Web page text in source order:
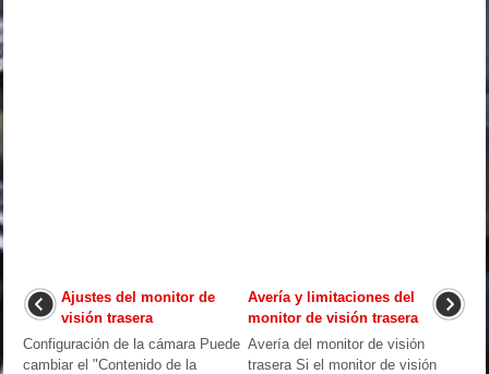
Ajustes del monitor de
visión trasera
Configuración de la cámara Puede
cambiar el "Contenido de la
Avería y limitaciones del
monitor de visión trasera
Avería del monitor de visión
trasera Si el monitor de visión